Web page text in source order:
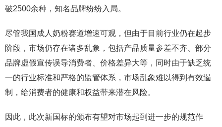
破2500余种，知名品牌纷纷入局。
尽管我国成人奶粉赛道增速可观，但由于目前行业仍在起步
阶段，市场仍存在诸多乱象，包括产品质量参差不齐、部分
品牌虚假宣传误导消费者、价格差异大等，同时由于缺乏统
一的行业标准和严格的监管体系，市场乱象难以得到有效遏
制，给消费者的健康和权益带来潜在风险。
因此，此次新国标的颁布有望对市场起到进一步的规范作